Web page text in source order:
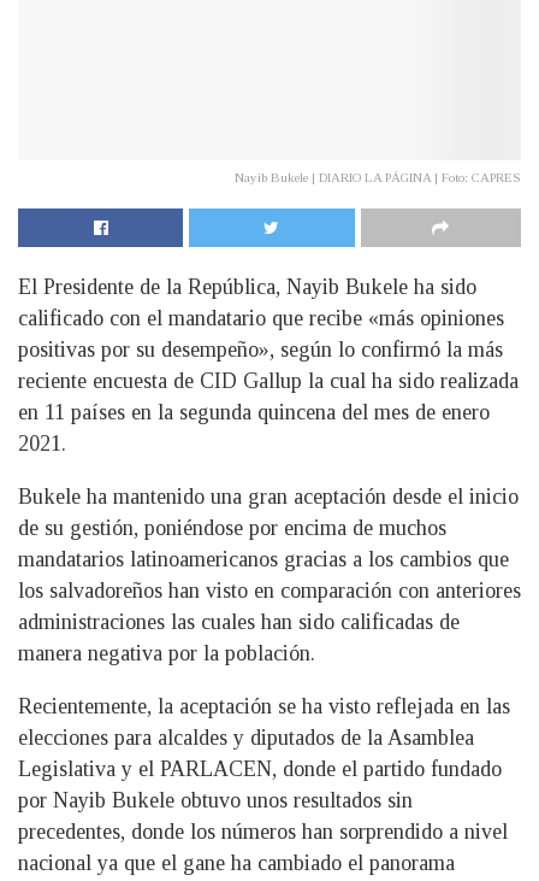
Nayib Bukele | DIARIO LA PÁGINA | Foto: CAPRES
El Presidente de la República, Nayib Bukele ha sido
calificado con el mandatario que recibe «más opiniones
positivas por su desempeño», según lo confirmó la más
reciente encuesta de CID Gallup la cual ha sido realizada
en 11 países en la segunda quincena del mes de enero
2021.
Bukele ha mantenido una gran aceptación desde el inicio
de su gestión, poniéndose por encima de muchos
mandatarios latinoamericanos gracias a los cambios que
los salvadoreños han visto en comparación con anteriores
administraciones las cuales han sido calificadas de
manera negativa por la población.
Recientemente, la aceptación se ha visto reflejada en las
elecciones para alcaldes y diputados de la Asamblea
Legislativa y el PARLACEN, donde el partido fundado
por Nayib Bukele obtuvo unos resultados sin
precedentes, donde los números han sorprendido a nivel
nacional ya que el gane ha cambiado el panorama